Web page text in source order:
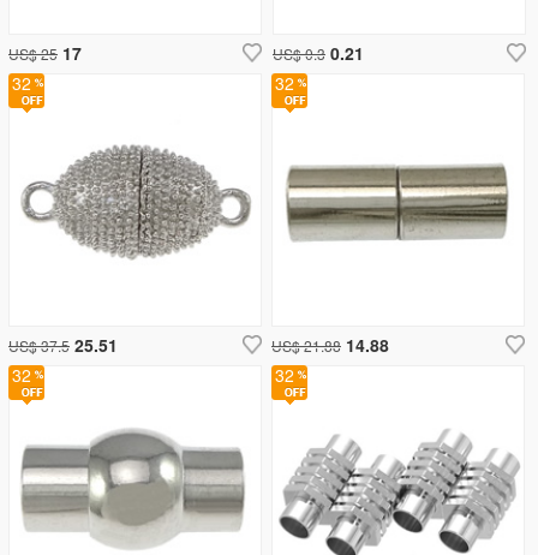
US$ 0.3 0.21
32
US$ 37.5 25.51
32
US$ 21.88 14.88
32
32
US$ 25 17